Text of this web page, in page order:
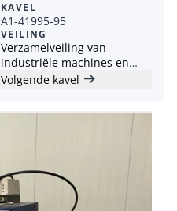
KAVEL
A1-41995-95
VEILING
Verzamelveiling van
industriële machines en
gereedschappen
Volgende kavel